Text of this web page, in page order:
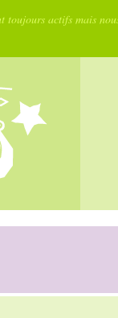
toujours actifs mais